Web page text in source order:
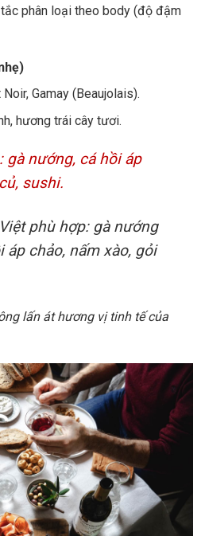
phân loại theo body (độ đậm
Gamay (Beaujolais).
hương trái cây tươi.
gà nướng, cá hồi áp
sushi.
phù hợp: gà nướng
áp chảo, nấm xào, gỏi
lấn át hương vị tinh tế của